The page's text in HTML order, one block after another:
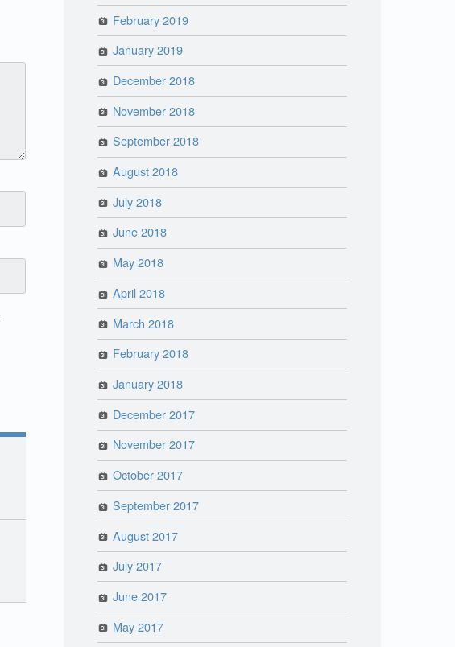
February 2019
January 2019
December 2018
November 2018
September 2018
August 2018
July 2018
June 2018
May 2018
April 2018
March 2018
February 2018
January 2018
December 2017
November 2017
October 2017
September 2017
August 2017
July 2017
June 2017
May 2017